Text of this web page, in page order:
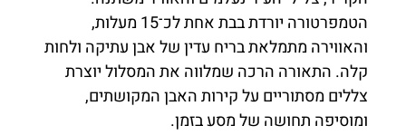
הטמפרטורה יורדת בבת אחת לכ־15 מעלות,
והאווירה מתמלאת בריח עדין של אבן עתיקה ולחות
קלה. התאורה הרכה שמלווה את המסלול יוצרת
צללים מסתוריים על קירות האבן המקושתים,
ומוסיפה תחושה של מסע בזמן.